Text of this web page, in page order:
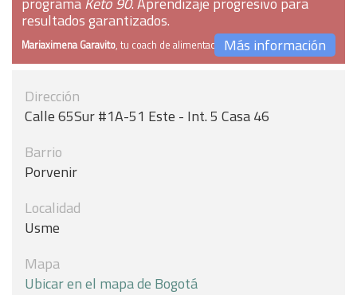
resultados garantizados.
Mariaximena Garavito, tu coach de alimentaciónMás información
Dirección
Calle 65Sur #1A-51 Este - Int. 5 Casa 46
Barrio
Porvenir
Localidad
Usme
Mapa
Ubicar en el mapa de Bogotá